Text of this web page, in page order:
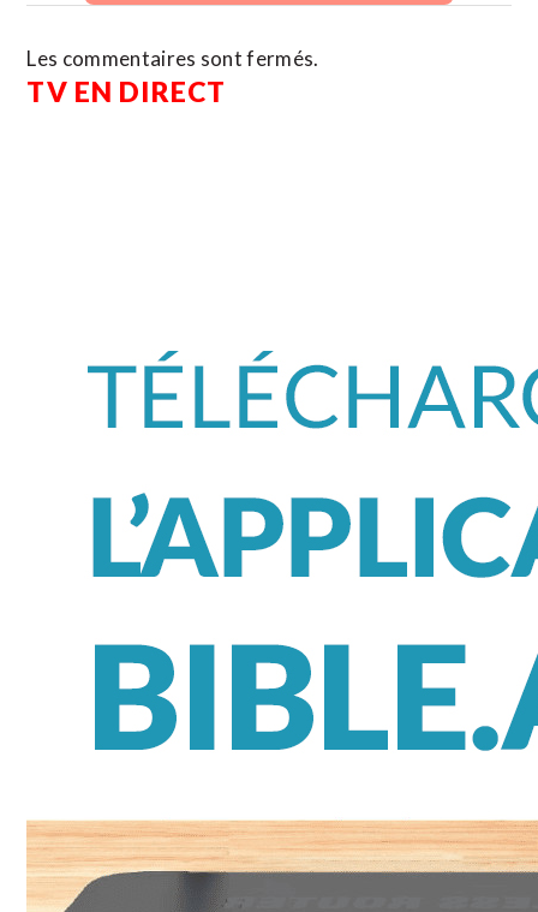
Les commentaires sont fermés.
TV EN DIRECT